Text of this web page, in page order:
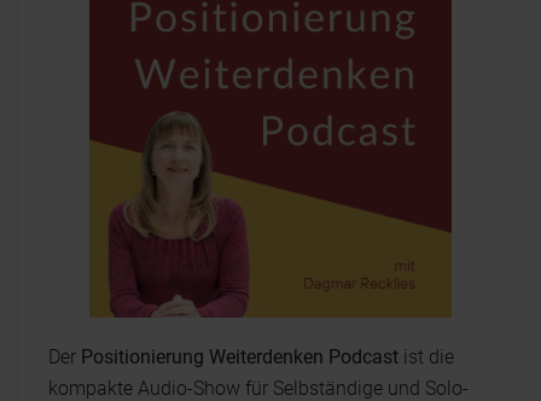
Der Positionierung Weiterdenken Podcast ist die
kompakte Audio-Show für Selbständige und Solo-